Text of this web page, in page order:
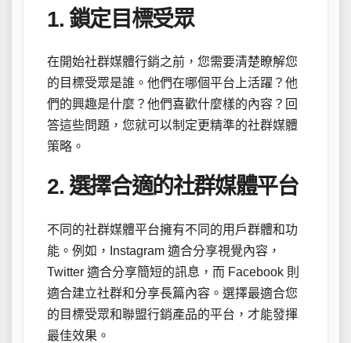
1. 鎖定目標受眾
在開始社群媒體行銷之前，您需要清楚瞭解您
的目標受眾是誰。他們在哪個平台上活躍？他
們的興趣是什麼？他們喜歡什麼樣的內容？回
答這些問題，您就可以制定更精準的社群媒體
策略。
2. 選擇合適的社群媒體平台
不同的社群媒體平台擁有不同的用戶群體和功
能。例如，Instagram 適合分享視覺內容，
Twitter 適合分享簡短的訊息，而 Facebook 則
適合建立社群和分享長篇內容。選擇最適合您
的目標受眾和聯盟行銷產品的平台，才能發揮
最佳效果。